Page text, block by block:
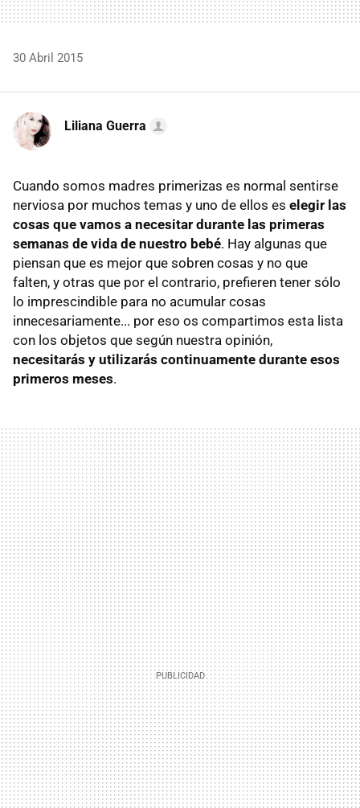
30 Abril 2015
Liliana Guerra
Cuando somos madres primerizas es normal sentirse
nerviosa por muchos temas y uno de ellos es elegir las
cosas que vamos a necesitar durante las primeras
semanas de vida de nuestro bebé. Hay algunas que
piensan que es mejor que sobren cosas y no que
falten, y otras que por el contrario, prefieren tener sólo
lo imprescindible para no acumular cosas
innecesariamente... por eso os compartimos esta lista
con los objetos que según nuestra opinión,
necesitarás y utilizarás continuamente durante esos
primeros meses.